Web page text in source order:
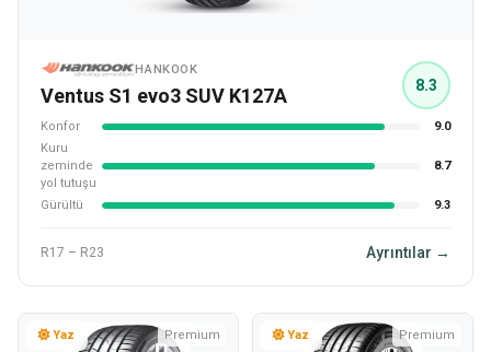
HANKOOK
Ventus S1 evo3 SUV K127A 8.3
Konfor
9.0
Kuru
zeminde
yol tutuşu
8.7
Gürültü 9.3
R17 – R23 Ayrıntılar →
Yaz Premium Yaz Premium